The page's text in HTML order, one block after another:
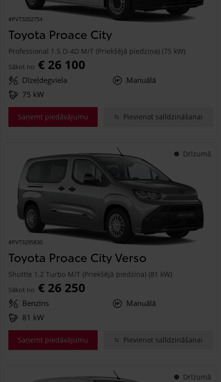
#PVT3202754
Toyota Proace City
Professional 1.5 D-4D M/T (Priekšējā piedziņa) (75 kW)
Sākot no € 26 100
Dīzeļdegviela
Manuālā
75 kW
Saņemt piedāvājumu Pievienot salīdzināšanai
Drīzumā
#PVT3295830
Toyota Proace City Verso
Shuttle 1.2 Turbo M/T (Priekšējā piedziņa) (81 kW)
Sākot no € 26 250
Benzīns
Manuālā
81 kW
Saņemt piedāvājumu Pievienot salīdzināšanai
Drīzumā